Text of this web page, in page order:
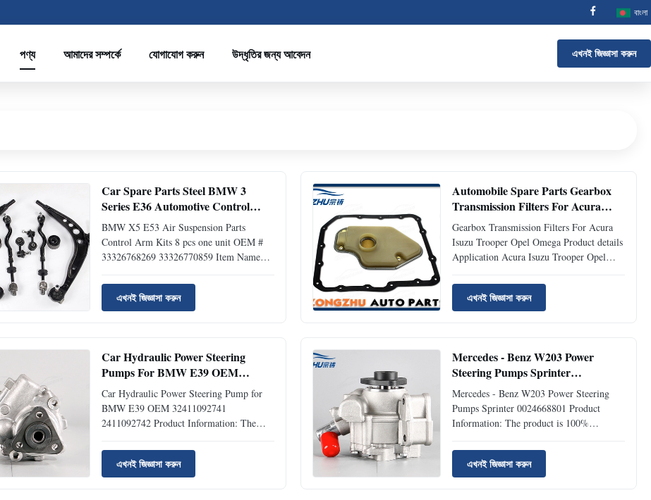
বাংলা
পণ্য আমাদের সম্পর্কে যোগাযোগ করুন উদ্ধৃতির জন্য আবেদন এখনই জিজ্ঞাসা করুন
Car Spare Parts Steel BMW 3
Series E36 Automotive Control
Arm With Ball Joint
BMW X5 E53 Air Suspension Parts
Control Arm Kits 8 pcs one unit OEM #
33326768269 33326770859 Item Name
Material Steel. Color OEM standard OEM
No. 31126758513;31126758514
31129059288;31351091764 32111139316
এখনই জিজ্ঞাসা করুন
Automobile Spare Parts Gearbox
Transmission Filters For Acura
Isuzu Trooper Opel Omega
Gearbox Transmission Filters For Acura
Isuzu Trooper Opel Omega Product details
Application Acura Isuzu Trooper Opel
OEM No 8968410110 8960150620
Warranty time 12 months MOQ 20 pieces
Condition Brand new Place of origin
এখনই জিজ্ঞাসা করুন
Car Hydraulic Power Steering
Pumps For BMW E39 OEM
32411092741 2411092742
Car Hydraulic Power Steering Pump for
BMW E39 OEM 32411092741
2411092742 ​Product Information: The
original part. Product: Power Steering
Pump OEM No.:
32411092741;32411092741
এখনই জিজ্ঞাসা করুন
Mercedes - Benz W203 Power
Steering Pumps Sprinter
0024668801
Mercedes - Benz W203 Power Steering
Pumps Sprinter 0024668801 ​Product
Information: The product is 100%
Power Steering Pump OEM No.:
0024668801;0024668801
0024669001;0024669001
এখনই জিজ্ঞাসা করুন